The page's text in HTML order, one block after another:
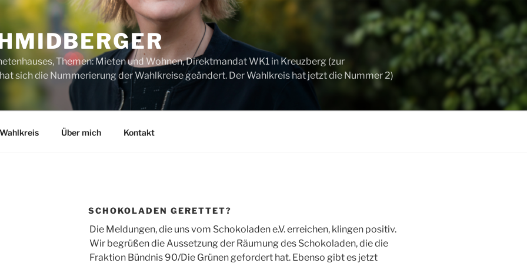
Themen: Mieten und Wohnen, Direktmandat WK1 in Kreuzberg (zur
sich die Nummerierung der Wahlkreise geändert. Der Wahlkreis hat jetzt die Nummer 2)
Wahlkreis Über mich Kontakt
SCHOKOLADEN GERETTET?
Die Meldungen, die uns vom Schokoladen e.V. erreichen, klingen positiv.
Wir begrüßen die Aussetzung der Räumung des Schokoladen, die die
Fraktion Bündnis 90/Die Grünen gefordert hat. Ebenso gibt es jetzt